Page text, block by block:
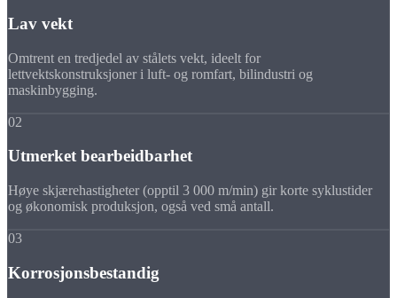
Lav vekt
Omtrent en tredjedel av stålets vekt, ideelt for
lettvektskonstruksjoner i luft- og romfart, bilindustri og
maskinbygging.
02
Utmerket bearbeidbarhet
Høye skjærehastigheter (opptil 3 000 m/min) gir korte syklustider
og økonomisk produksjon, også ved små antall.
03
Korrosjonsbestandig